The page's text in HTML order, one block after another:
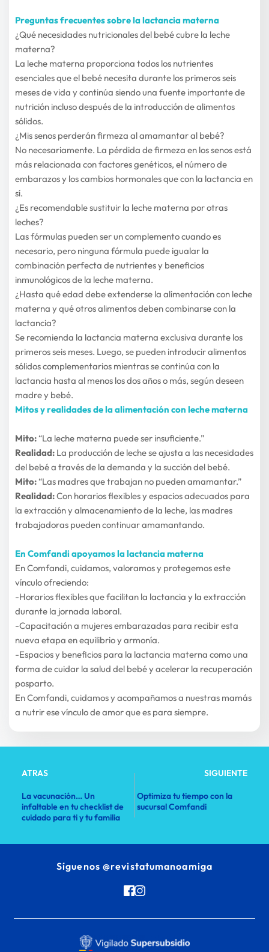
Preguntas frecuentes sobre la lactancia materna
¿Qué necesidades nutricionales del bebé cubre la leche
materna?
La leche materna proporciona todos los nutrientes
esenciales que el bebé necesita durante los primeros seis
meses de vida y continúa siendo una fuente importante de
nutrición incluso después de la introducción de alimentos
sólidos.
¿Mis senos perderán firmeza al amamantar al bebé?
No necesariamente. La pérdida de firmeza en los senos está
más relacionada con factores genéticos, el número de
embarazos y los cambios hormonales que con la lactancia en
sí.
¿Es recomendable sustituir la leche materna por otras
leches?
Las fórmulas pueden ser un complemento cuando es
necesario, pero ninguna fórmula puede igualar la
combinación perfecta de nutrientes y beneficios
inmunológicos de la leche materna.
¿Hasta qué edad debe extenderse la alimentación con leche
materna y qué otros alimentos deben combinarse con la
lactancia?
Se recomienda la lactancia materna exclusiva durante los
primeros seis meses. Luego, se pueden introducir alimentos
sólidos complementarios mientras se continúa con la
lactancia hasta al menos los dos años o más, según deseen
madre y bebé.
Mitos y realidades de la alimentación con leche materna
Mito: “La leche materna puede ser insuficiente.”
Realidad: La producción de leche se ajusta a las necesidades
del bebé a través de la demanda y la succión del bebé.
Mito: “Las madres que trabajan no pueden amamantar.”
Realidad: Con horarios flexibles y espacios adecuados para
la extracción y almacenamiento de la leche, las madres
trabajadoras pueden continuar amamantando.
En Comfandi apoyamos la lactancia materna
En Comfandi, cuidamos, valoramos y protegemos este
vínculo ofreciendo:
-Horarios flexibles que facilitan la lactancia y la extracción
durante la jornada laboral.
-Capacitación a mujeres embarazadas para recibir esta
nueva etapa en equilibrio y armonía.
-Espacios y beneficios para la lactancia materna como una
forma de cuidar la salud del bebé y acelerar la recuperación
posparto.
En Comfandi, cuidamos y acompañamos a nuestras mamás
a nutrir ese vínculo de amor que es para siempre.
ATRAS SIGUIENTE
La vacunación… Un
infaltable en tu checklist de
cuidado para ti y tu familia
Optimiza tu tiempo con la
sucursal Comfandi
Síguenos @revistatumanoamiga